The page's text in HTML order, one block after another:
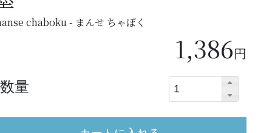
chaboku - まんせ ちゃぼく
1,386円
数量